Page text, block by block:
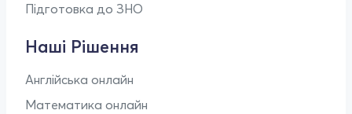
Підготовка до ЗНО
Наші Рішення
Англійська онлайн
Математика онлайн